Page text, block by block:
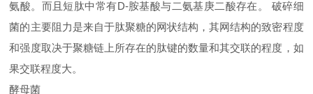
氨酸。而且短肽中常有D-胺基酸与二氨基庚二酸存在。 破碎细
菌的主要阻力是来自于肽聚糖的网状结构，其网结构的致密程度
和强度取决于聚糖链上所存在的肽键的数量和其交联的程度，如
果交联程度大。
酵母菌